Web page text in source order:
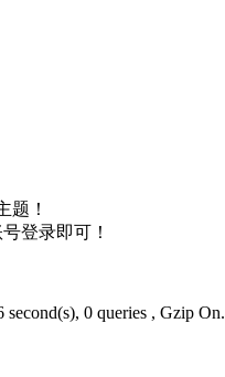
题！
登录即可！
second(s), 0 queries , Gzip On.